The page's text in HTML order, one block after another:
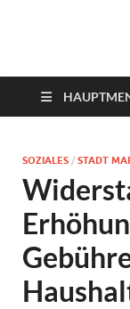
das
SOZIALES / STADT